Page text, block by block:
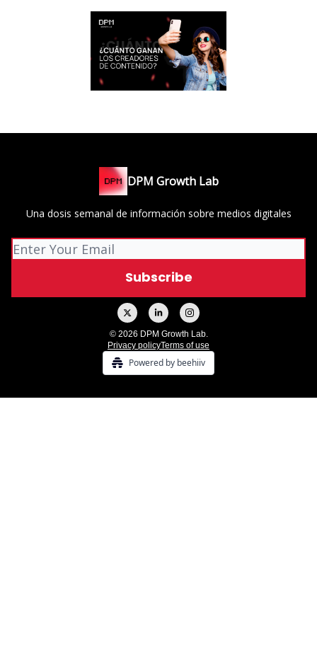
DPM Growth Lab
Una dosis semanal de información sobre medios digitales
© 2026 DPM Growth Lab.
Privacy policyTerms of use
Powered by beehiiv